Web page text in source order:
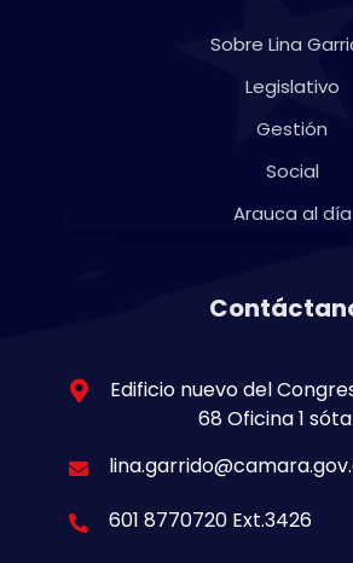
Sobre Lina
Legislativo
Gestión
Social
Arauca al día
Edificio nuevo del
68 Oficina 1
601 8770720 Ext.3426